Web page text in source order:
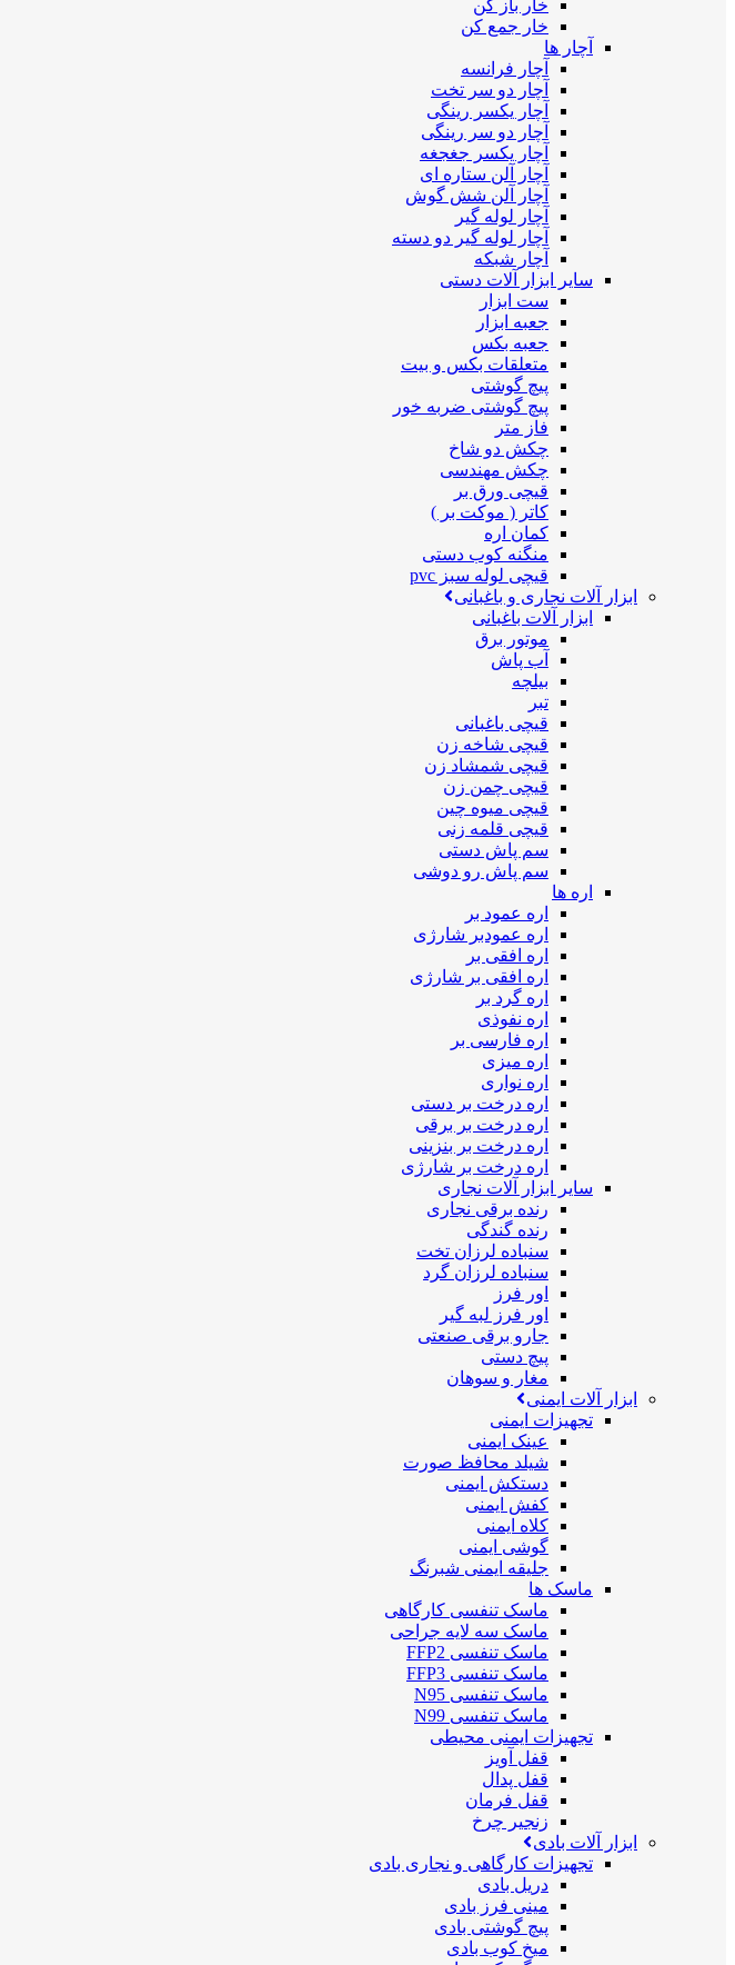
خار باز کن
خار جمع کن
آچار ها
آچار فرانسه
آچار دو سر تخت
آچار یکسر رینگی
آچار دو سر رینگی
آچار یکسر جغجغه
آچار آلن ستاره ای
آچار آلن شش گوش
آچار لوله گیر
آچار لوله گیر دو دسته
آچار شبکه
سایر ابزار آلات دستی
ست ابزار
جعبه ابزار
جعبه بکس
متعلقات بکس و بیت
پیچ گوشتی
پیچ گوشتی ضربه خور
فاز متر
چکش دو شاخ
چکش مهندسی
قیچی ورق بر
کاتر ( موکت بر )
کمان اره
منگنه کوب دستی
قیچی لوله سبز pvc
ابزار آلات نجاری و باغبانی
ابزار آلات باغبانی
موتور برق
آب پاش
بیلچه
تبر
قیچی باغبانی
قیچی شاخه زن
قیچی شمشاد زن
قیچی چمن زن
قیچی میوه چین
قیچی قلمه زنی
سم پاش دستی
سم پاش رو دوشی
اره ها
اره عمود بر
اره عمودبر شارژی
اره افقی بر
اره افقی بر شارژی
اره گرد بر
اره نفوذی
اره فارسی بر
اره میزی
اره نواری
اره درخت بر دستی
اره درخت بر برقی
اره درخت بر بنزینی
اره درخت بر شارژی
سایر ابزار آلات نجاری
رنده برقی نجاری
رنده گندگی
سنباده لرزان تخت
سنباده لرزان گرد
اور فرز
اور فرز لبه گیر
جارو برقی صنعتی
پیچ دستی
مغار و سوهان
ابزار آلات ایمنی
تجهیزات ایمنی
عینک ایمنی
شیلد محافظ صورت
دستکش ایمنی
کفش ایمنی
کلاه ایمنی
گوشی ایمنی
جلیقه ایمنی شبرنگ
ماسک ها
ماسک تنفسی کارگاهی
ماسک سه لایه جراحی
ماسک تنفسی FFP2
ماسک تنفسی FFP3
ماسک تنفسی N95
ماسک تنفسی N99
تجهیزات ایمنی محیطی
قفل آویز
قفل پدال
قفل فرمان
زنجیر چرخ
ابزار آلات بادی
تجهیزات کارگاهی و نجاری بادی
دریل بادی
مینی فرز بادی
پیچ گوشتی بادی
میخ کوب بادی